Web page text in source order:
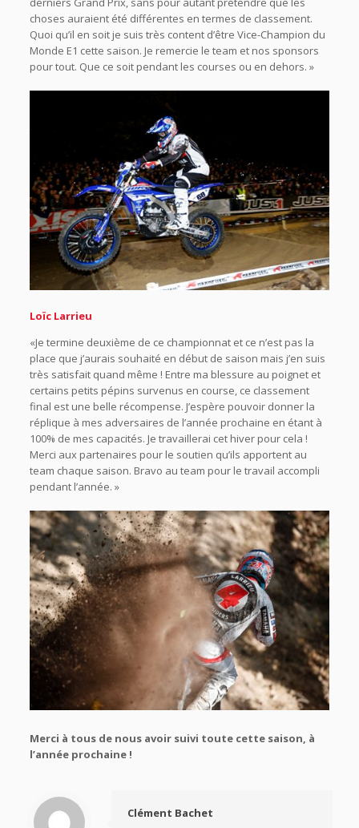
choses auraient été différentes en termes de classement.
Quoi qu’il en soit je suis très content d’être Vice-Champion du
Monde E1 cette saison. Je remercie le team et nos sponsors
pour tout. Que ce soit pendant les courses ou en dehors. »
Loïc Larrieu
«Je termine deuxième de ce championnat et ce n’est pas la
place que j’aurais souhaité en début de saison mais j’en suis
très satisfait quand même ! Entre ma blessure au poignet et
certains petits pépins survenus en course, ce classement
final est une belle récompense. J’espère pouvoir donner la
réplique à mes adversaires de l’année prochaine en étant à
100% de mes capacités. Je travaillerai cet hiver pour cela !
Merci aux partenaires pour le soutien qu’ils apportent au
team chaque saison. Bravo au team pour le travail accompli
pendant l’année. »
Merci à tous de nous avoir suivi toute cette saison, à
l’année prochaine !
Clément Bachet